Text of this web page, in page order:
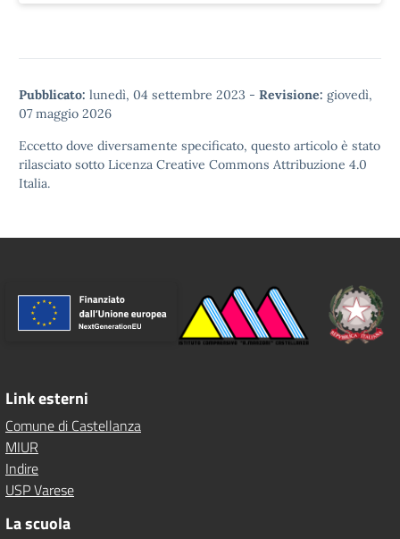
Pubblicato: lunedì, 04 settembre 2023 - Revisione: giovedì,
07 maggio 2026
Eccetto dove diversamente specificato, questo articolo è stato
rilasciato sotto Licenza Creative Commons Attribuzione 4.0
Italia.
Link esterni
Comune di Castellanza
MIUR
Indire
USP Varese
La scuola